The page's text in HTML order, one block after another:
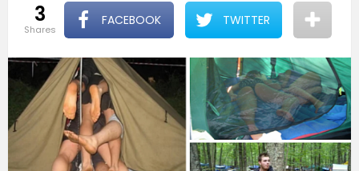
3
shares
FACEBOOK TWITTER